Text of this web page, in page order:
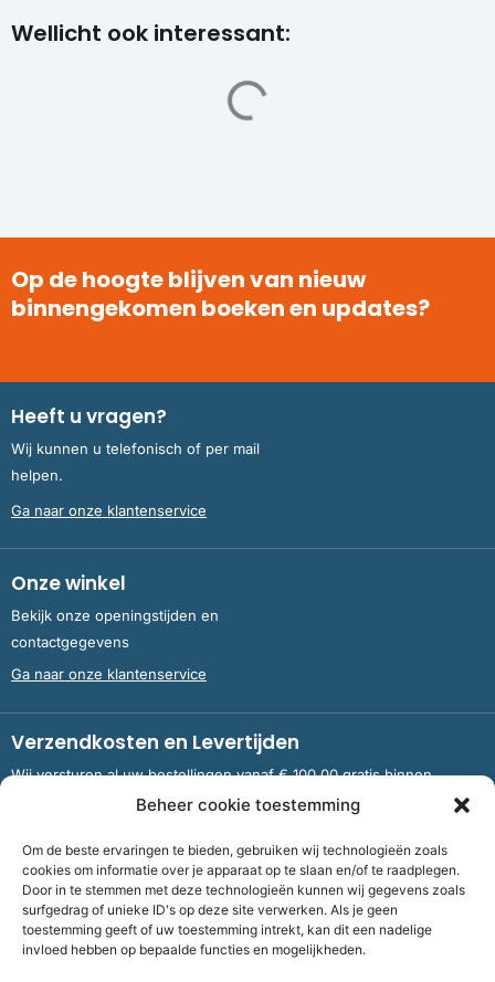
Beheer cookie toestemming
Om de beste ervaringen te bieden, gebruiken wij technologieën zoals
cookies om informatie over je apparaat op te slaan en/of te raadplegen.
Door in te stemmen met deze technologieën kunnen wij gegevens zoals
surfgedrag of unieke ID's op deze site verwerken. Als je geen
toestemming geeft of uw toestemming intrekt, kan dit een nadelige
invloed hebben op bepaalde functies en mogelijkheden.
Wellicht ook interessant:
Op de hoogte blijven van nieuw
binnengekomen boeken en updates?
Heeft u vragen?
Wij kunnen u telefonisch of per mail
helpen.
Ga naar onze klantenservice
Onze winkel
Bekijk onze openingstijden en
contactgegevens
Ga naar onze klantenservice
Verzendkosten en Levertijden
Wij versturen al uw bestellingen vanaf € 100,00 gratis binnen
Nederland en België.
Meer informatie over verzendkosten en levertijden
Bank NL09 RABO 0326 5083 92 ten name van Stichting OddFellows